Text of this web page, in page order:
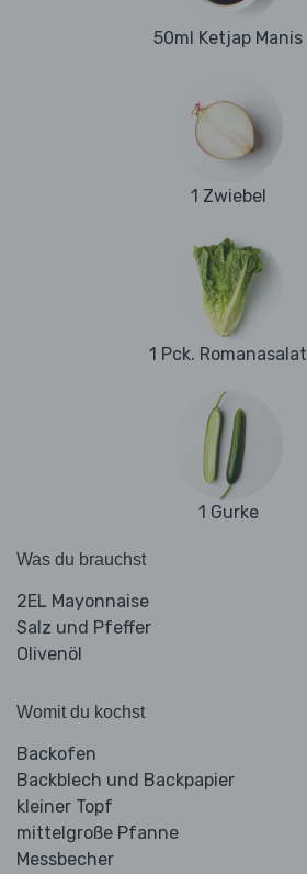
50ml Ketjap Manis
1 Zwiebel
1 Pck. Romanasalat
1 Gurke
Was du brauchst
2EL Mayonnaise
Salz und Pfeffer
Olivenöl
Womit du kochst
Backofen
Backblech und Backpapier
kleiner Topf
mittelgroße Pfanne
Messbecher